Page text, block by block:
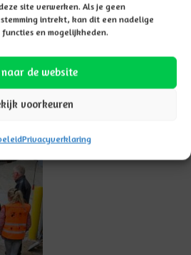
site verwerken. Als je geen
intrekt, kan dit een nadelige
en mogelijkheden.
naar de website
voorkeuren
Privacyverklaring